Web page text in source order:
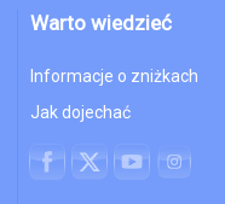
Warto wiedzieć
Informacje o zniżkach
Jak dojechać